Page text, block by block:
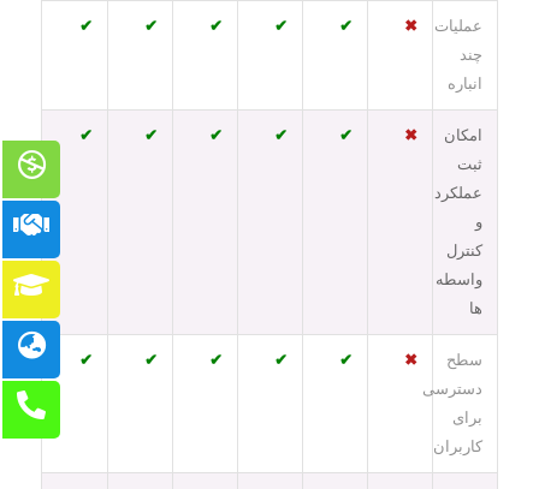
عملیات
چند
انباره
✖
✔
✔
✔
✔
✔
امکان
ثبت
عملکرد
و
کنترل
واسطه
ها
✖
✔
✔
✔
✔
✔
سطح
دسترسی
برای
کاربران
✖
✔
✔
✔
✔
✔